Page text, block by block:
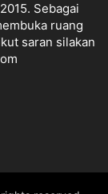
Sebagai
ruang
saran silakan